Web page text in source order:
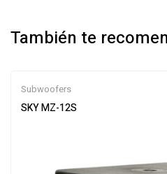
También te
Subwoofers
SKY MZ-12S